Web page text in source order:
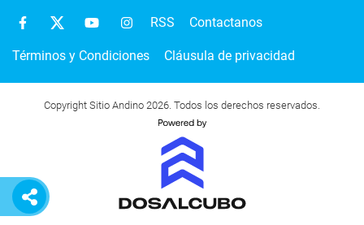
RSS Contactanos
Términos y Condiciones Cláusula de privacidad
Copyright Sitio Andino 2026. Todos los derechos reservados.